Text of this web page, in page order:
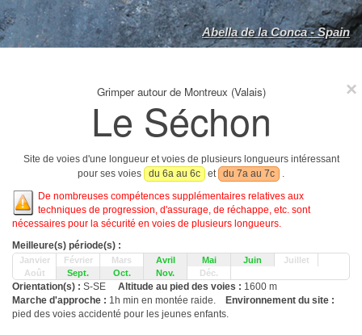
Abella de la Conca - Spain
Grimper autour de Montreux (Valais)
Le Séchon
Site de voies d'une longueur et voies de plusieurs longueurs intéressant
pour ses voies
du 6a au 6c et du 7a au 7c
.
De nombreuses compétences supplémentaires relatives aux
techniques de progression, d'assurage, de réchappe, etc. sont
nécessaires pour la sécurité en voies de plusieurs longueurs.
Meilleure(s) période(s) :
Janvier Février Mars Avril Mai Juin
Juillet
Août
Sept. Oct. Nov. Déc.
Orientation(s) : S-SE Altitude au pied des voies : 1600 m
Marche d'approche : 1h min en montée raide.
Environnement du site :
pied des voies accidenté pour les jeunes enfants.